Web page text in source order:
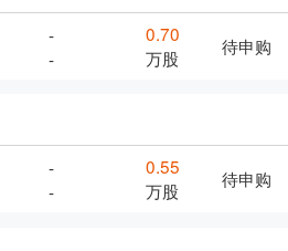
-
-
0.70
万股
待申购
-
-
0.55
万股
待申购